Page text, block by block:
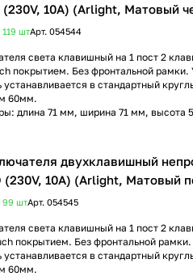
(230V, 10A) (Arlight, Матовый
штАрт. 054544
света клавишный на 1 пост 2
покрытием. Без фронтальной
в стандартный
60мм.
длина 71 мм, ширина 71 мм, высота
двухклавишный
(230V, 10A) (Arlight, Матовый
99 штАрт. 054545
света клавишный на 1 пост 2
покрытием. Без фронтальной
в стандартный
60мм.